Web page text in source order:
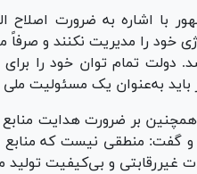
با اشاره به ضرورت اصلاح
خود را مدیریت نکنند و صرفاً
دولت تمام توان خود را
باید به‌عنوان یک مسئولیت
بر ضرورت هدایت منابع
و گفت: منطقی نیست که منابع
غیررقابتی و بی‌کیفیت تولید